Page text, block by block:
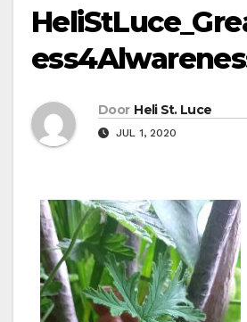
Door Heli St. Luce
JUL 1, 2020